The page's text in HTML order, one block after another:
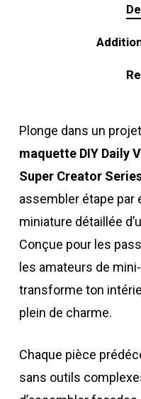
Plonge dans un
maquette DIY Daily
Super Creator
assembler étape par
miniature détaillée
Conçue pour les
les amateurs de
transforme ton
plein de charme.
Chaque pièce
sans outils